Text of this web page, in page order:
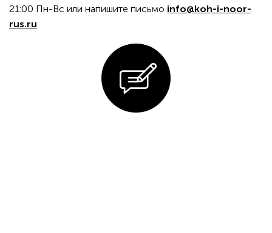
21:00 Пн-Вс или напишите письмо info@koh-i-noor-
rus.ru